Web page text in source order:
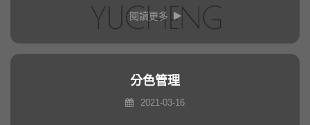
閱讀更多
分色管理
2021-03-16